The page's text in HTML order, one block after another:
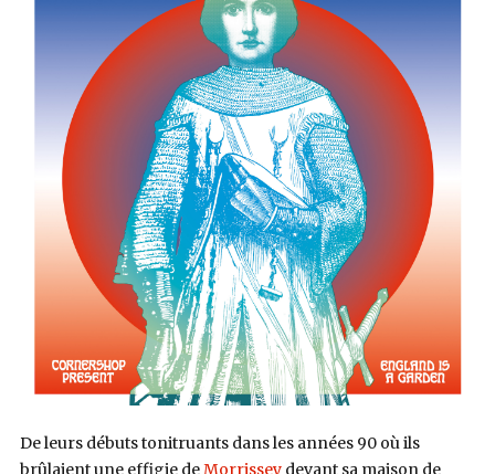
De leurs débuts tonitruants dans les années 90 où ils
brûlaient une effigie deMorrisseydevant sa maison de